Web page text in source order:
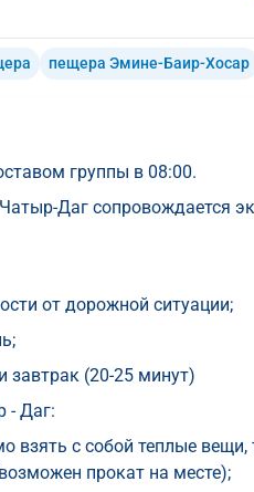
пещера Эмине-Баир-Хосар
группы в 08:00.
Даг сопровождается
от дорожной ситуации;
завтрак (20-25 минут)
- Даг:
взять с собой теплые вещи,
прокат на месте);